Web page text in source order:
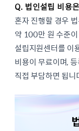
Q. 법인설립 비용
혼자 진행할 경우
약 100만 원 수준
설립지원센터를 이
비용이 무료이며,
직접 부담하면 됩니